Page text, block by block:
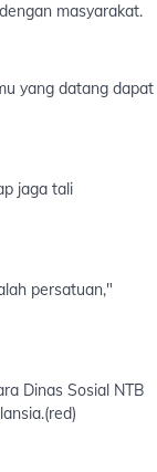
masyarakat.
yang datang dapat
jaga tali
persatuan,"
Dinas Sosial NTB